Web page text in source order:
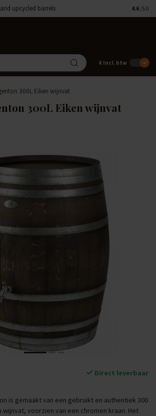
upcycled barrels 4.6 /5.0
€ Incl. btw
300L Eiken wijnvat
300L Eiken wijnvat
Direct leverbaar
is gemaakt van een gebruikt en authentiek 300
voorzien van een chromen kraan. Het